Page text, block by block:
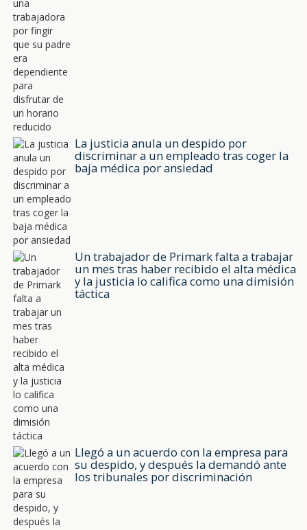
La justicia anula un despido por
discriminar a un empleado tras coger la
baja médica por ansiedad
Un trabajador de Primark falta a trabajar
un mes tras haber recibido el alta médica
y la justicia lo califica como una dimisión
táctica
Llegó a un acuerdo con la empresa para
su despido, y después la demandó ante
los tribunales por discriminación